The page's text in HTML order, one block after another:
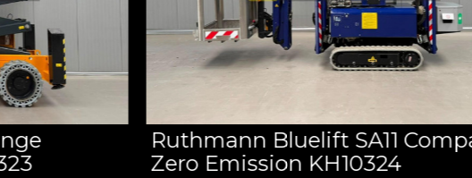
Ruthmann Bluelift SA11 Compact |
Zero Emission KH10324